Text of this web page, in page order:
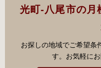
光町-八尾市の月
お探しの地域でご希望条
す。お気軽に